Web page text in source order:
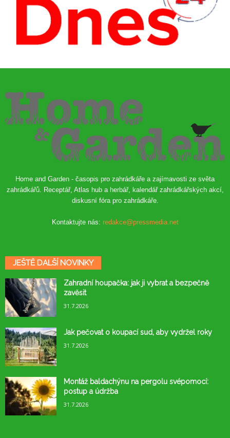
Home and Garden - časopis pro zahrádkáře a zajímavosti ze světa
zahrádkářů. Receptář, Atlas hub a herbář, kalendář zahrádkářských akcí,
diskusní fóra pro zahrádkáře.
Kontaktujte nás: redakce@pressmedia.net
JEŠTĚ DALŠÍ NOVINKY
Zahradní houpačka: jak ji vybrat a bezpečně
zavěsit
31.7.2026
Jak pečovat o koupací sud, aby vydržel roky
31.7.2026
Montáž baldachýnu na pergolu svépomocí:
postup a údržba
31.7.2026